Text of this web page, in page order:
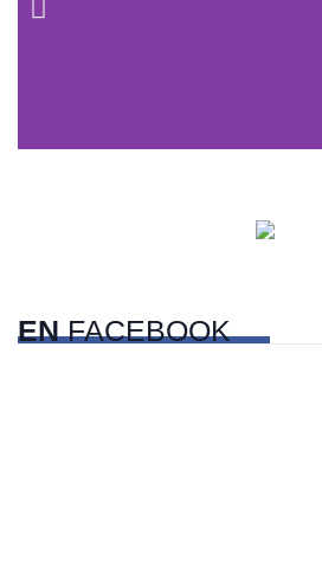
PetFriendly en
ENFACEBOOK